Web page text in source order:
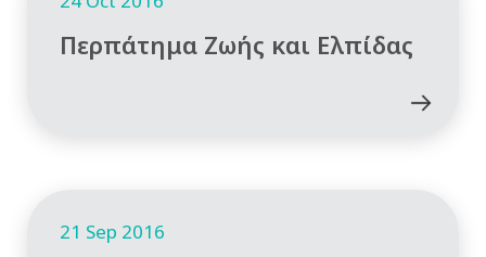
Περπάτημα Ζωής και Ελπίδας
21 Sep 2016